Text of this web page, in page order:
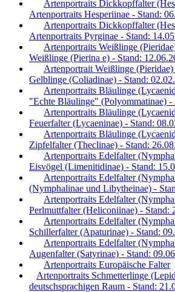
Artenportraits Dickkopffalter
Artenportraits Hesperiinae - Stand:
Artenportraits Dickkopffalter
Artenportraits Pyrginae - Stand:
Artenportraits Weißlinge
Weißlinge (Pierina e) - Stand:
Artenportrait Weißlinge
Gelblinge (Coliadinae) - Stand:
Artenportraits Bläulinge
"Echte Bläulinge" (Polyommatinae) -
Artenportraits Bläulinge
Feuerfalter (Lycaeninae) - Stand:
Artenportraits Bläulinge
Zipfelfalter (Theclinae) - Stand:
Artenportraits Edelfalter
Eisvögel (Limenitidinae) - Stand:
Artenportraits Edelfalter
(Nymphalinae und Libytheinae) -
Artenportraits Edelfalter
Perlmuttfalter (Heliconiinae) - Stand:
Artenportraits Edelfalter
Schillerfalter (Apaturinae) - Stand:
Artenportraits Edelfalter
Augenfalter (Satyrinae) - Stand:
Artenportraits Europäische Falter
Artenportraits Schmetterlinge
deutschsprachigen Raum - Stand: